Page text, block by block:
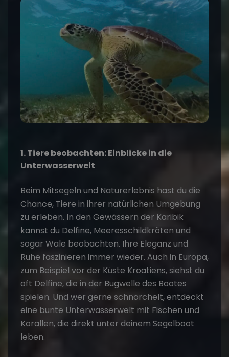
1. Tiere beobachten: Einblicke in die
Unterwasserwelt
Beim Mitsegeln und Naturerlebnis hast du die
Chance, Tiere in ihrer natürlichen Umgebung
zu erleben. In den Gewässern der Karibik
kannst du Delfine, Meeresschildkröten und
sogar Wale beobachten. Ihre Eleganz und
Ruhe faszinieren immer wieder. Auch in Europa,
zum Beispiel vor der Küste Kroatiens, siehst du
oft Delfine, die in der Bugwelle des Bootes
spielen. Und wer gerne schnorchelt, entdeckt
eine bunte Unterwasserwelt mit Fischen und
Korallen, die direkt unter deinem Segelboot
leben.